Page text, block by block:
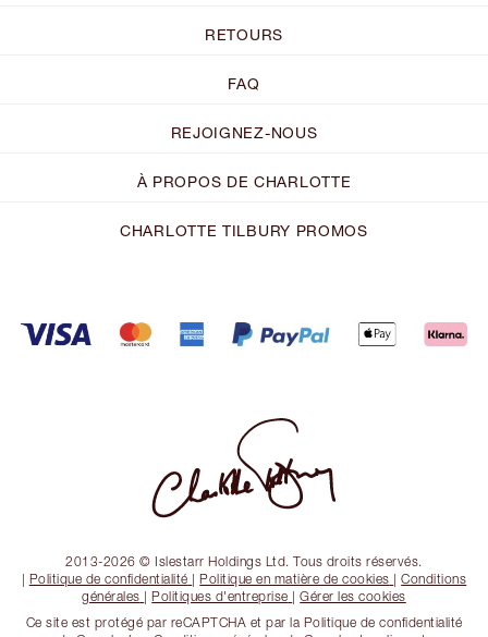
RETOURS
FAQ
REJOIGNEZ-NOUS
À PROPOS DE CHARLOTTE
CHARLOTTE TILBURY PROMOS
2013-2026 © Islestarr Holdings Ltd. Tous droits réservés.
| Politique de confidentialité |Politique en matière de cookies |Conditions
générales |Politiques d'entreprise |Gérer les cookies
Ce site est protégé par reCAPTCHA et par la Politique de confidentialité